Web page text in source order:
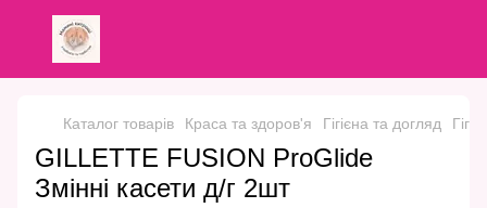
Каталог товарів Краса та здоров'я Гігієна та догляд
GILLETTE FUSION ProGlide
Змінні касети д/г 2шт